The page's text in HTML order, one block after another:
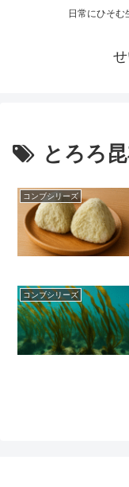
日常にひそむ
とろろ
コンブシリーズ
コンブシリーズ